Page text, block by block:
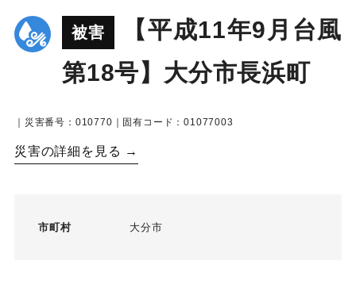
被害
【平成11年9月台風
第18号】大分市長浜町
｜災害番号：010770｜固有コード：01077003
災害の詳細を見る →
市町村 大分市